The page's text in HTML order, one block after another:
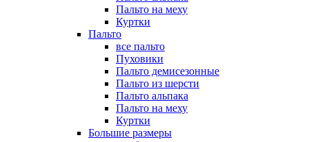
Пальто на меху
Куртки
Пальто
все пальто
Пуховики
Пальто демисезонные
Пальто из шерсти
Пальто альпака
Пальто на меху
Куртки
Большие размеры